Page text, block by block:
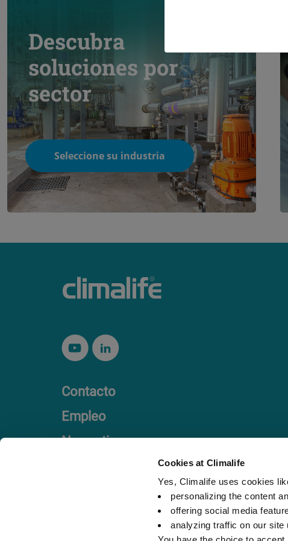
Cookies at Climalife
Yes, Climalife uses cookies
personalizing the content
offering social media
analyzing traffic on our site
Descubra
soluciones por
sector
Seleccione su industria
Contacto
Empleo
Normativa